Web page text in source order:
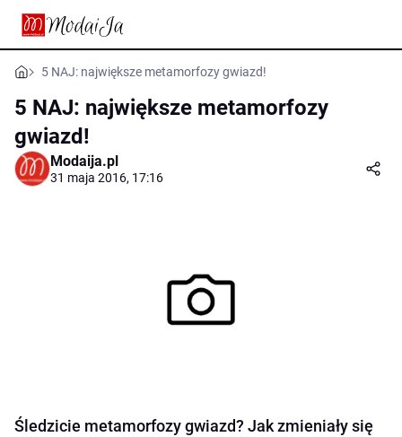
5 NAJ: największe metamorfozy gwiazd!
5 NAJ: największe metamorfozy
gwiazd!
Modaija.pl
31 maja 2016, 17:16
Śledzicie metamorfozy gwiazd? Jak zmieniały się